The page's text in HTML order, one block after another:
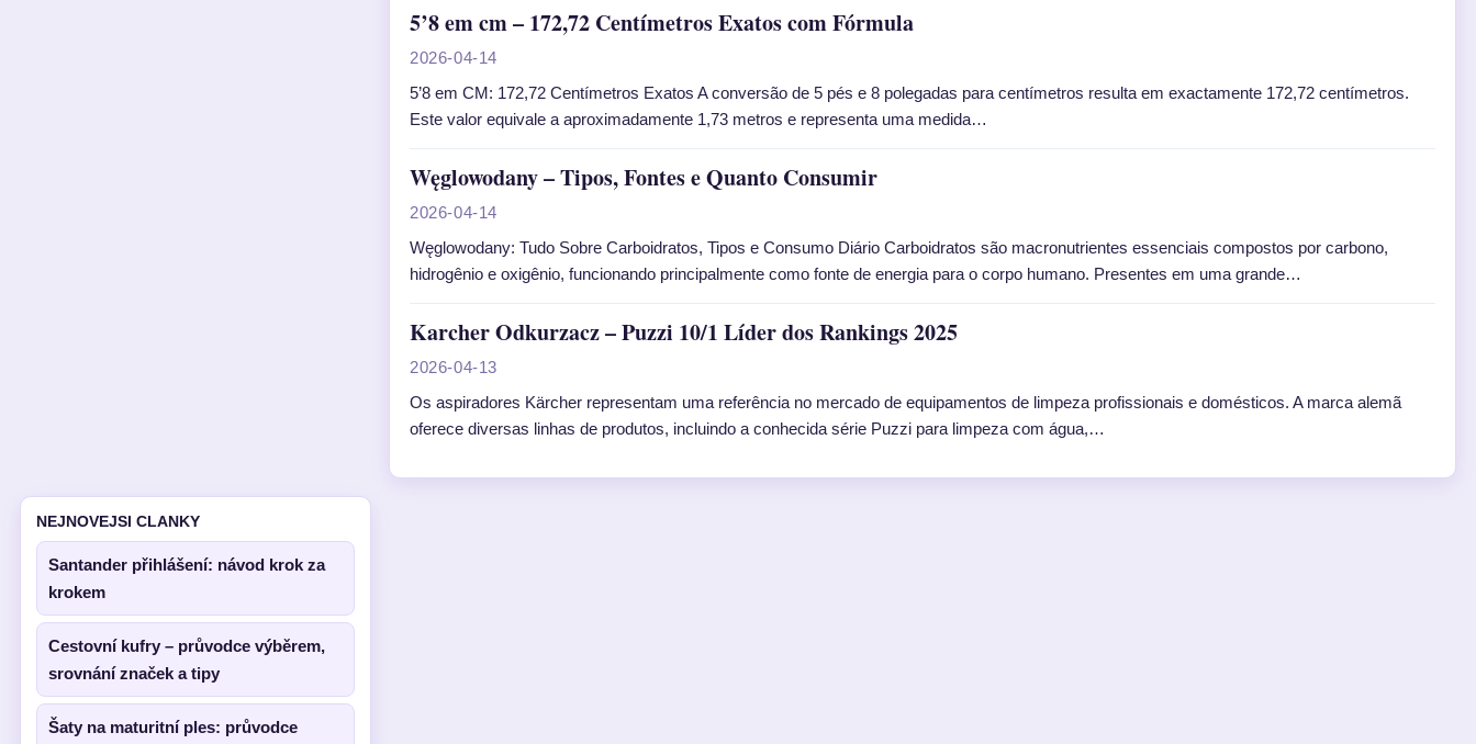
5’8 em cm – 172,72 Centímetros Exatos com Fórmula
2026-04-14
5’8 em CM: 172,72 Centímetros Exatos A conversão de 5 pés e 8 polegadas para centímetros resulta em exactamente 172,72 centímetros.
Este valor equivale a aproximadamente 1,73 metros e representa uma medida…
Węglowodany – Tipos, Fontes e Quanto Consumir
2026-04-14
Węglowodany: Tudo Sobre Carboidratos, Tipos e Consumo Diário Carboidratos são macronutrientes essenciais compostos por carbono,
hidrogênio e oxigênio, funcionando principalmente como fonte de energia para o corpo humano. Presentes em uma grande…
Karcher Odkurzacz – Puzzi 10/1 Líder dos Rankings 2025
2026-04-13
Os aspiradores Kärcher representam uma referência no mercado de equipamentos de limpeza profissionais e domésticos. A marca alemã
oferece diversas linhas de produtos, incluindo a conhecida série Puzzi para limpeza com água,…
NEJNOVEJSI CLANKY
Santander přihlášení: návod krok za
krokem
Cestovní kufry – průvodce výběrem,
srovnání značek a tipy
Šaty na maturitní ples: průvodce